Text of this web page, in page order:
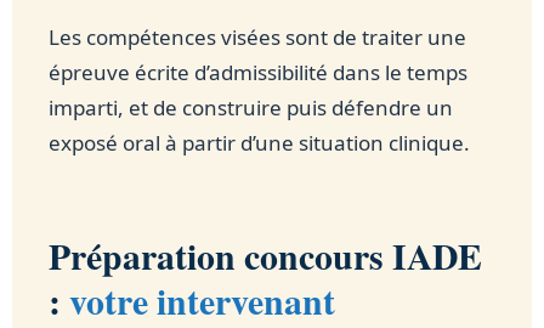
Les compétences visées sont de traiter une
épreuve écrite d’admissibilité dans le temps
imparti, et de construire puis défendre un
exposé oral à partir d’une situation clinique.
Préparation concours IADE
: votre intervenant